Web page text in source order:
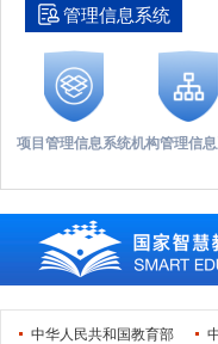
管理信息系统
项目管理信息系统机构管理信
中华人民共和国教育部